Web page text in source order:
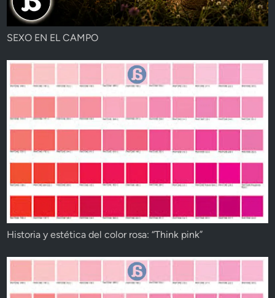
SEXO EN EL CAMPO
Historia y estética del color rosa: “Think pink”